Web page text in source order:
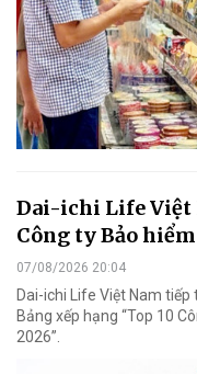
Dai-ichi Life Việt
Công ty Bảo
07/08/2026 20:04
Dai-ichi Life Việt Nam
Bảng xếp hạng “Top 10
2026”.